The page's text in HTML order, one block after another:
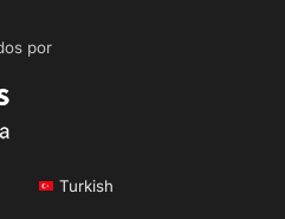
por
Turkish